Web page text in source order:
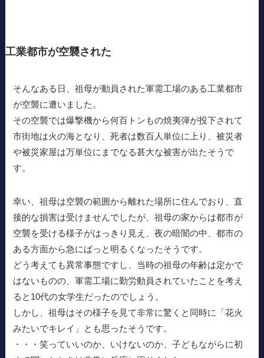
工業都市が空襲された
そんなある日、祖母が動員された軍需工場のある工業都市
が空襲に遭いました。
その空襲では爆撃機から何百トンもの焼夷弾が投下されて
市街地は火の海となり、死者は数百人単位に上り、被災者
や被災家屋は万単位にまでなる甚大な被害が出たそうで
す。
幸い、祖母は空襲の範囲から離れた場所に住んでおり、直
接的な損害は受けませんでしたが、祖母の家からは都市が
空襲を受ける様子がはっきり見え、夜の暗闇の中、都市の
ある方面から急にばっと明るくなったそうです。
どう考えても異常事態ですし、当時の祖母の年齢は定かで
はないものの、軍需工場に勤労動員されていたことを考え
ると10代の女学生だったのでしょう。
しかし、祖母はその様子を見て非常に驚くと同時に「花火
みたいでキレイ」とも思ったそうです。
・・・笑っていいのか、いけないのか、子どもながらに初